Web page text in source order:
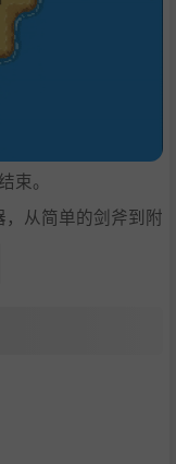
。
从简单的剑斧到附
箭，从而创造出新
包括炸弹标枪发射
元素陷阱，阻挡成